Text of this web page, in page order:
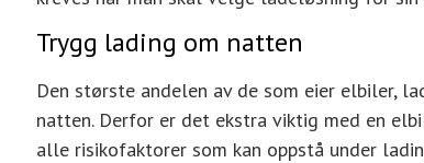
Trygg lading om natten
Den største andelen av de som eier elbiler,
natten. Derfor er det ekstra viktig med en
alle risikofaktorer som kan oppstå under